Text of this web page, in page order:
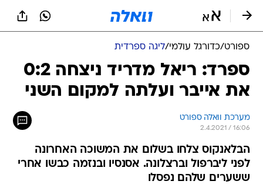
ספורט/כדורגל עולמי/ליגה ספרדית
ספרד: ריאל מדריד ניצחה 0:2
את אייבר ועלתה למקום השני
מערכת וואלה ספורט
2.4.2021 / 16:06
הבלאנקוס צלחו בשלום את המשוכה האחרונה
לפני ליברפול וברצלונה. אסנסיו ובנזמה כבשו אחרי
ששערים שלהם נפסלו